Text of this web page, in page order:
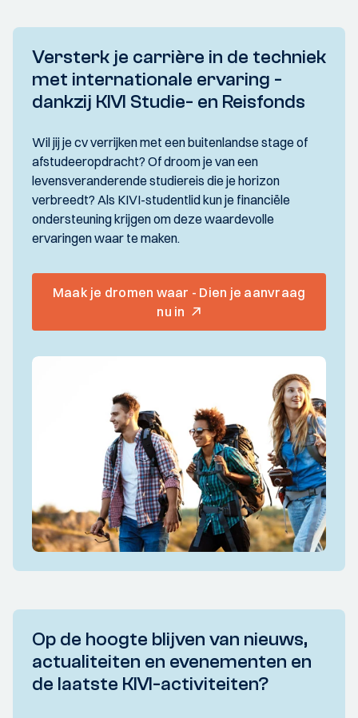
Versterk je carrière in de techniek
met internationale ervaring -
dankzij KIVI Studie- en Reisfonds
Wil jij je cv verrijken met een buitenlandse stage of
afstudeeropdracht? Of droom je van een
levensveranderende studiereis die je horizon
verbreedt? Als KIVI-studentlid kun je financiële
ondersteuning krijgen om deze waardevolle
ervaringen waar te maken.
Maak je dromen waar - Dien je aanvraag
nu in
Op de hoogte blijven van nieuws,
actualiteiten en evenementen en
de laatste KIVI-activiteiten?